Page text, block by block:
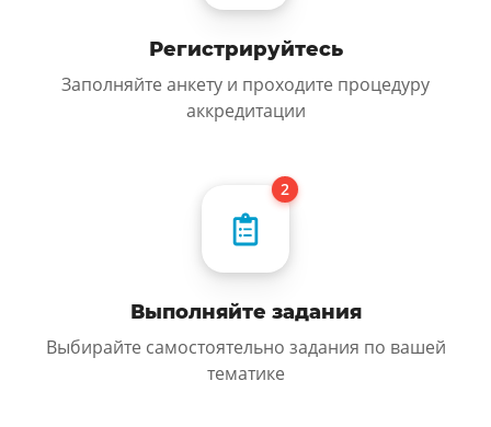
Регистрируйтесь
Заполняйте анкету и проходите процедуру
аккредитации
Выполняйте задания
Выбирайте самостоятельно задания по вашей
тематике